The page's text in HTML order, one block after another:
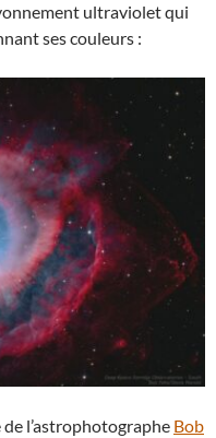
ultraviolet qui
ses couleurs :
l’astrophotographe Bob